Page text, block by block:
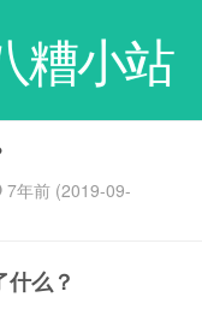
糟小站
7年前 (2019-09-
么？